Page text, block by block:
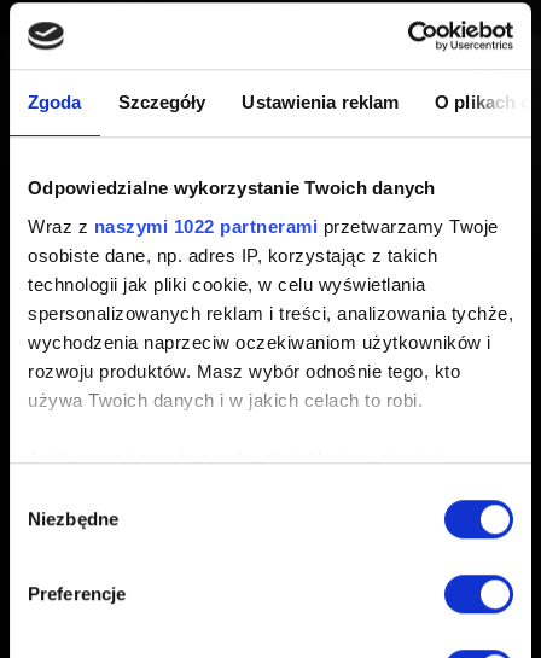
Zgoda Szczegóły Ustawienia reklam O plikach
Odpowiedzialne wykorzystanie Twoich danych
Wraz z naszymi 1022 partnerami przetwarzamy Twoje
osobiste dane, np. adres IP, korzystając z takich
technologii jak pliki cookie, w celu wyświetlania
spersonalizowanych reklam i treści, analizowania tychże,
wychodzenia naprzeciw oczekiwaniom użytkowników i
rozwoju produktów. Masz wybór odnośnie tego, kto
używa Twoich danych i w jakich celach to robi.
Jeśli wyrazisz na to zgodę, chcielibyśmy również:
geograficznej z dokładnością nawet do kilku metrów
analizując charakteryzującego je zbiory danych
(fingerprinting, czyli wirtualny odcisk palca)
zgody
Niezbędne
Preferencje
Aktualizacja 2.31 - Pobierz
teraz
Utworzony 1 rok temu Zaktualizowany 7 miesięcy temu
Aktualizacja 2.31 jest już dostępna! Listę
najważniejszych zmian znajdziecie tutaj.